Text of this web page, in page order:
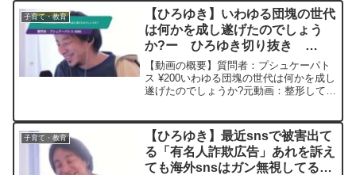
何をしたらいいかわかりません。貯金ゼ
ロなのですがこ...
子育て・教育
【ひろゆき】いわゆる団塊の世代
は何かを成し遂げたのでしょう
か?ー ひろゆき切り抜き
20241015
【動画の概要】質問者：プシュケーパト
ス ¥200いわゆる団塊の世代は何かを成し
遂げたのでしょうか?元動画：整形して娘
きさんの動画で、...
子育て・教育
【ひろゆき】最近snsで被害出て
る「有名人詐欺広告」あれを訴え
ても海外snsはガン無視してるの